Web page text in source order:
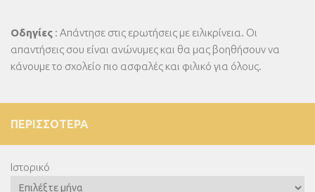
Οδηγίες : Απάντησε στις ερωτήσεις με ειλικρίνεια. Οι
απαντήσεις σου είναι ανώνυμες και θα μας βοηθήσουν να
κάνουμε το σχολείο πιο ασφαλές και φιλικό για όλους.
ΠΕΡΙΣΣΌΤΕΡΑ
Ιστορικό